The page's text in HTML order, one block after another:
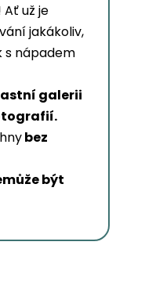
Ať už je
jakákoliv,
s nápadem
galerii
bez
být